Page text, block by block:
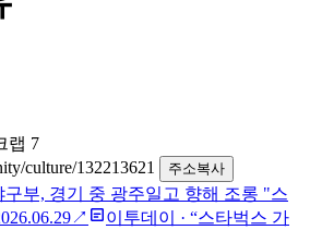
랩 7
culture/132213621
주소복사
구부, 경기 중 광주일고 향해 조롱 "스
↗ 이투데이 · “스타벅스 가